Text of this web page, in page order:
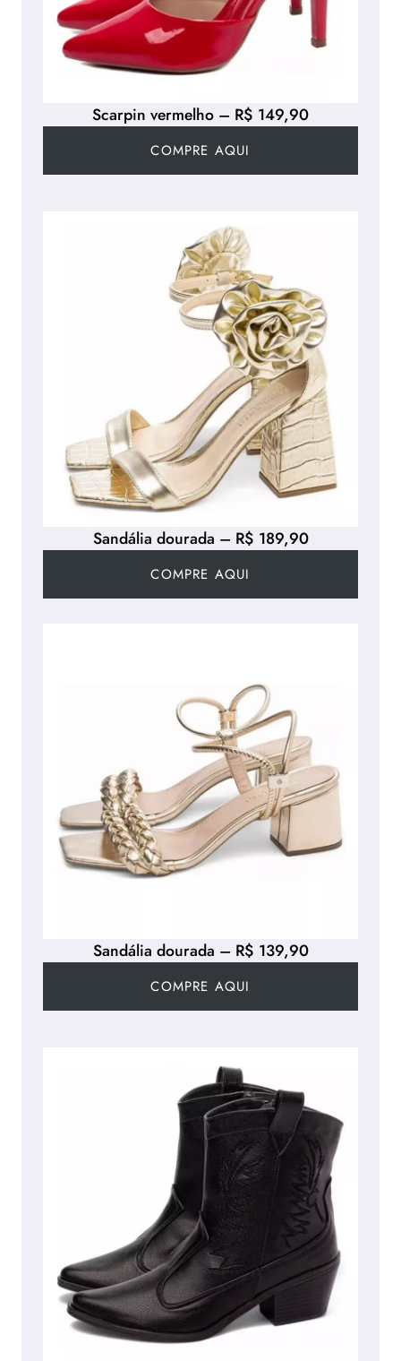
Sandália dourada – R$ 189,90
COMPRE AQUI
Scarpin vermelho – R$ 149,90
COMPRE AQUI
Sandália dourada – R$ 139,90
COMPRE AQUI